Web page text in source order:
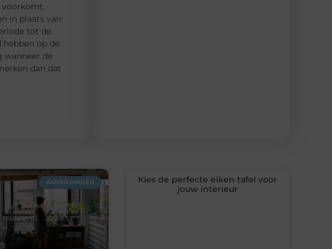
voorkomt.
in plaats van
tot de
op de
wanneer de
dan dat
AANBIEDINGEN
Kies de perfecte eiken tafel voor
jouw interieur